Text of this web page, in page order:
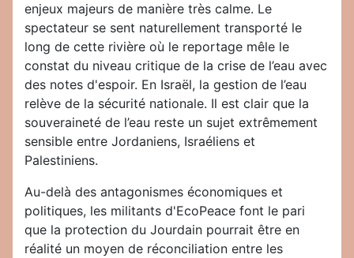
enjeux majeurs de manière très calme. Le
spectateur se sent naturellement transporté le
long de cette rivière où le reportage mêle le
constat du niveau critique de la crise de l’eau avec
des notes d'espoir. En Israël, la gestion de l’eau
relève de la sécurité nationale. Il est clair que la
souveraineté de l’eau reste un sujet extrêmement
sensible entre Jordaniens, Israéliens et
Palestiniens.
Au-delà des antagonismes économiques et
politiques, les militants d'EcoPeace font le pari
que la protection du Jourdain pourrait être en
réalité un moyen de réconciliation entre les